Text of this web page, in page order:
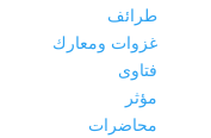
طرائف
غزوات ومعارك
فتاوى
مؤثر
محاضرات